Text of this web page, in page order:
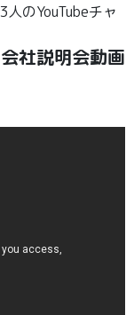
のYouTubeチャ
社説明会動画